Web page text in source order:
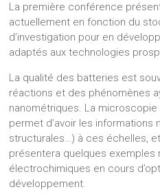
La première conférence
actuellement en fonction du
d’investigation pour en
adaptés aux technologies
La qualité des batteries est
réactions et des phénomènes
nanométriques. La
permet d’avoir les informations
structurales…) à ces échelles,
présentera quelques exemples
électrochimiques en cours
développement.